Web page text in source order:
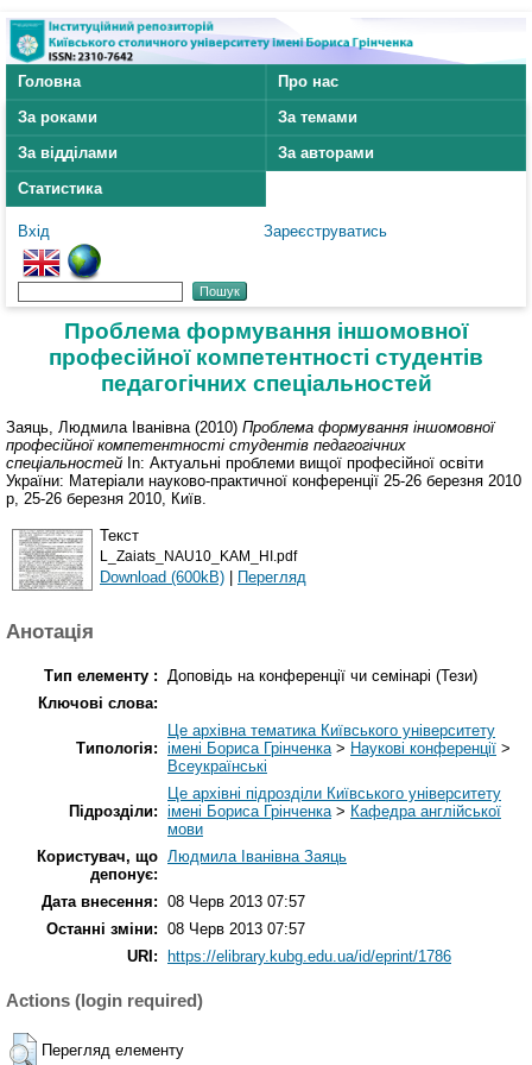
Головна
Про нас
За роками
За темами
За відділами
За авторами
Статистика
Вхід Зареєструватись
Проблема формування іншомовної
професійної компетентності студентів
педагогічних спеціальностей
Заяць, Людмила Іванівна (2010) Проблема формування іншомовної
професійної компетентності студентів педагогічних
спеціальностей In: Актуальні проблеми вищої професійної освіти
України: Матеріали науково-практичної конференції 25-26 березня 2010
р, 25-26 березня 2010, Київ.
Текст
L_Zaiats_NAU10_KAM_HI.pdf
Download (600kB) | Перегляд
Анотація
Тип елементу : Доповідь на конференції чи семінарі (Тези)
Ключові слова:
Типологія:
Це архівна тематика Київського університету
імені Бориса Грінченка> Наукові конференції >
Всеукраїнські
Підрозділи:
Це архівні підрозділи Київського університету
імені Бориса Грінченка> Кафедра англійської
мови
Користувач, що
депонує:
Людмила Іванівна Заяць
Дата внесення: 08 Черв 2013 07:57
Останні зміни: 08 Черв 2013 07:57
URI:
https://elibrary.kubg.edu.ua/id/eprint/1786
Actions (login required)
Перегляд елементу